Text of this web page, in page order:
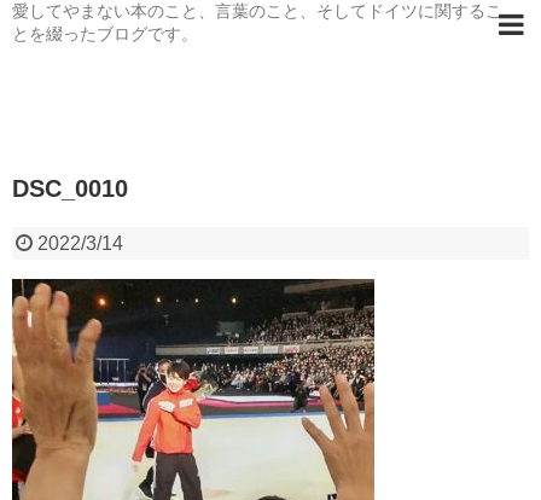
愛してやまない本のこと、言葉のこと、そしてドイツに関するこ
とを綴ったブログです。
DSC_0010
2022/3/14